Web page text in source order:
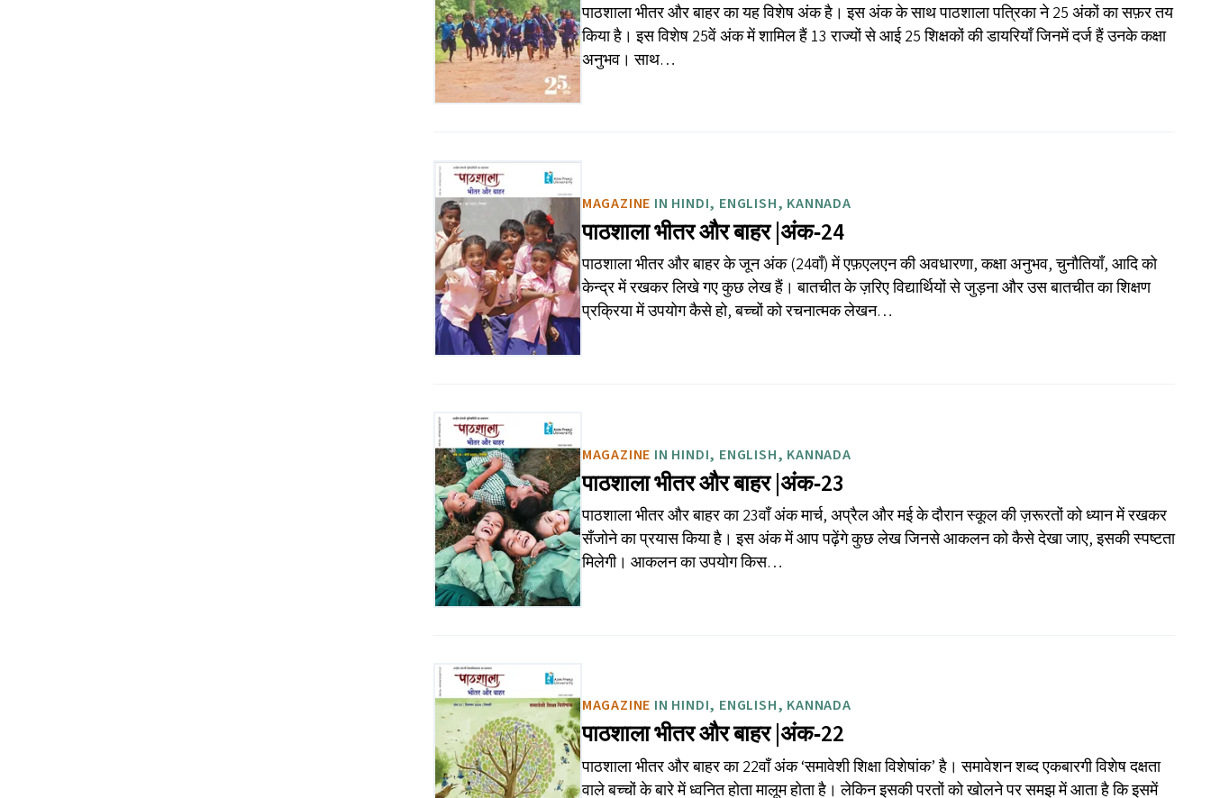
पाठशाला भीतर और बाहर का यह विशेष अंक है। इस अंक के साथ पाठशाला पत्रिका ने 25 अंकों का सफ़र तय
किया है। इस विशेष 25वें अंक में शामिल हैं 13 राज्यों से आई 25 शिक्षकों की डायरियाँ जिनमें दर्ज हैं उनके कक्षा
अनुभव। साथ…
MAGAZINE IN HINDI, ENGLISH, KANNADA
पाठशाला भीतर और बाहर |अंक‑24
पाठशाला भीतर और बाहर के जून अंक (24वाँ) में एफ़एलएन की अवधारणा, कक्षा अनुभव, चुनौतियाँ, आदि को
केन्द्र में रखकर लिखे गए कुछ लेख हैं। बातचीत के ज़रिए विद्यार्थियों से जुड़ना और उस बातचीत का शिक्षण
प्रक्रिया में उपयोग कैसे हो, बच्चों को रचनात्मक लेखन…
MAGAZINE IN HINDI, ENGLISH, KANNADA
पाठशाला भीतर और बाहर |अंक‑23
पाठशाला भीतर और बाहर का 23वाँ अंक मार्च, अप्रैल और मई के दौरान स्कूल की ज़रूरतों को ध्यान में रखकर
सँजोने का प्रयास किया है। इस अंक में आप पढ़ेंगे कुछ लेख जिनसे आकलन को कैसे देखा जाए, इसकी स्पष्टता
मिलेगी। आकलन का उपयोग किस…
MAGAZINE IN HINDI, ENGLISH, KANNADA
पाठशाला भीतर और बाहर |अंक‑22
पाठशाला भीतर और बाहर का 22वाँ अंक ​‘समावेशी शिक्षा विशेषांक’ है। समावेशन शब्द एकबारगी विशेष दक्षता
वाले बच्चों के बारे में ध्वनित होता मालूम होता है। लेकिन इसकी परतों को खोलने पर समझ में आता है कि इसमें